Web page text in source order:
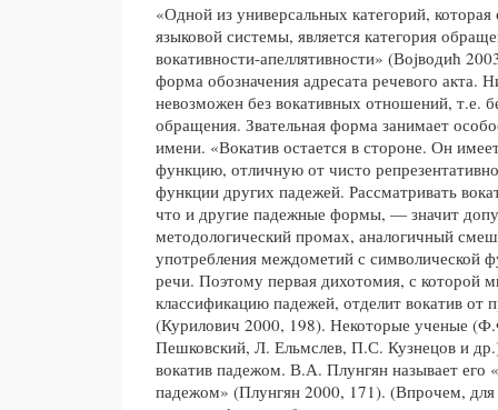
«Одной из универсальных категорий, которая
языковой системы, является категория
вокативности-апеллятивности» (Воjводић
форма обозначения адресата речевого акта.
невозможен без вокативных отношений, т.е.
обращения. Звательная форма занимает
имени. «Вокатив остается в стороне. Он
функцию, отличную от чисто
функции других падежей. Рассматривать
что и другие падежные формы, — значит
методологический промах, аналогичный
употребления междометий с символической
речи. Поэтому первая дихотомия, с которой
классификацию падежей, отделит вокатив от
(Курилович 2000, 198). Некоторые ученые
Пешковский, Л. Ельмслев, П.С. Кузнецов и
вокатив падежом. В.А. Плунгян называет его
падежом» (Плунгян 2000, 171). (Впрочем, для